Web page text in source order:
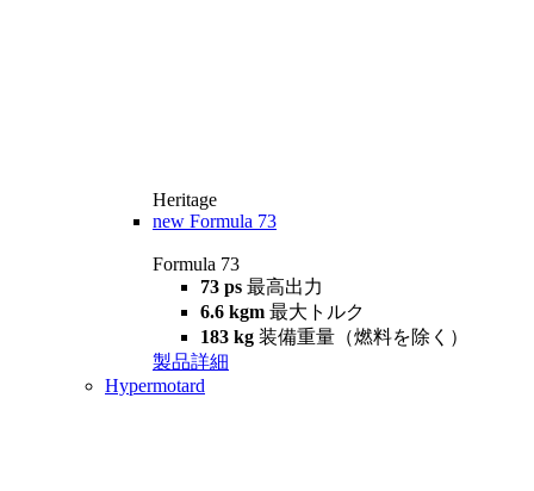
Heritage
new Formula 73
Formula 73
73 ps 最高出力
6.6 kgm 最大トルク
183 kg 装備重量（燃料を除く）
製品詳細
Hypermotard